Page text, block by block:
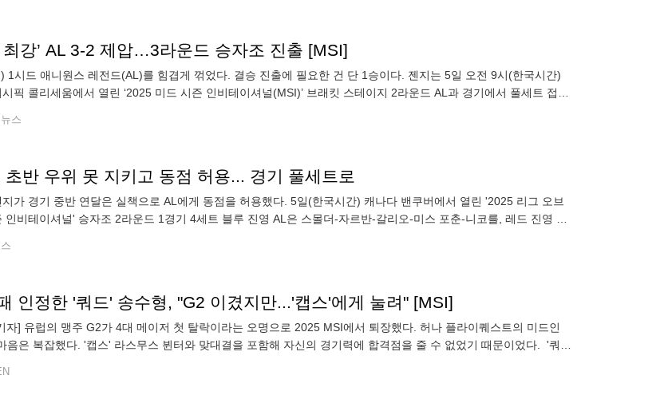
최강’ AL 3-2 제압…3라운드 승자조 진출 [MSI]
1시드 애니원스 레전드(AL)를 힘겹게 꺾었다. 결승 진출에 필요한 건 단 1승이다. 젠지는 5일 오전 9시(한국시간)
픽 콜리세움에서 열린 ‘2025 미드 시즌 인비테이셔널(MSI)’ 브래킷 스테이지 2라운드 AL과 경기에서 풀세트 접전
스
초반 우위 못 지키고 동점 허용... 경기 풀세트로
가 경기 중반 연달은 실책으로 AL에게 동점을 허용했다. 5일(한국시간) 캐나다 밴쿠버에서 열린 '2025 리그 오브
인비테이셔널' 승자조 2라운드 1경기 4세트 블루 진영 AL은 스몰더-자르반-갈리오-미스 포춘-니코를, 레드 진영 젠
인정한 '쿼드' 송수형, "G2 이겼지만...'캡스'에게 눌려" [MSI]
자] 유럽의 맹주 G2가 4대 메이저 첫 탈락이라는 오명으로 2025 MSI에서 퇴장했다. 허나 플라이퀘스트의 미드인
음은 복잡했다. '캡스' 라스무스 뷘터와 맞대결을 포함해 자신의 경기력에 합격점을 줄 수 없었기 때문이었다. '쿼드'